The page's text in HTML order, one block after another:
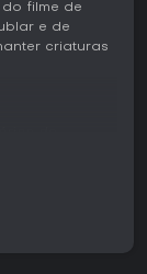
filme de
e de
criaturas
eventos